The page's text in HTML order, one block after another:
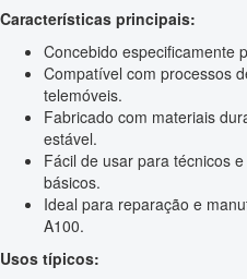
Características principais:
Concebido especificamente
Compatível com processos
telemóveis.
Fabricado com materiais
estável.
Fácil de usar para técnicos
básicos.
Ideal para reparação e
A100.
Usos típicos: